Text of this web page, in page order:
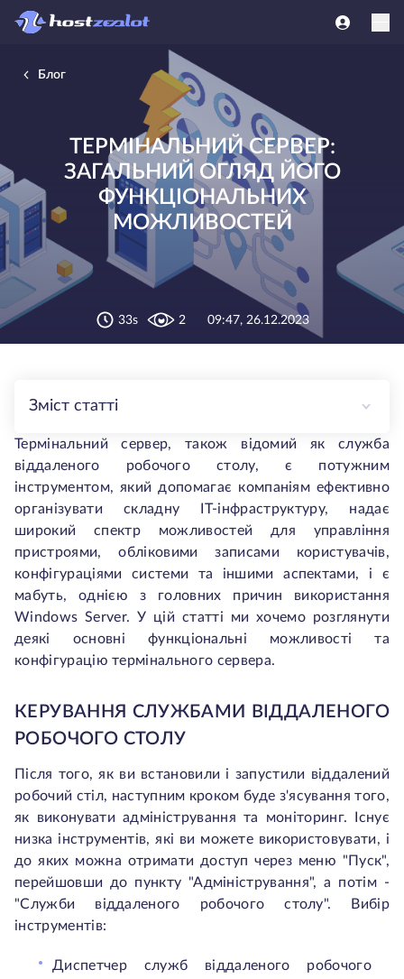
Блог
ТЕРМІНАЛЬНИЙ СЕРВЕР:
ЗАГАЛЬНИЙ ОГЛЯД ЙОГО
ФУНКЦІОНАЛЬНИХ
МОЖЛИВОСТЕЙ
33s 2 09:47, 26.12.2023
Зміст статті
Термінальний сервер, також відомий як служба
віддаленого робочого столу, є потужним
інструментом, який допомагає компаніям ефективно
організувати складну ІТ-інфраструктуру, надає
широкий спектр можливостей для управління
пристроями, обліковими записами користувачів,
конфігураціями системи та іншими аспектами, і є
мабуть, однією з головних причин використання
Windows Server. У цій статті ми хочемо розглянути
деякі основні функціональні можливості та
конфігурацію термінального сервера.
КЕРУВАННЯ СЛУЖБАМИ ВІДДАЛЕНОГО
РОБОЧОГО СТОЛУ
Після того, як ви встановили і запустили віддалений
робочий стіл, наступним кроком буде з'ясування того,
як виконувати адміністрування та моніторинг. Існує
низка інструментів, які ви можете використовувати, і
до яких можна отримати доступ через меню "Пуск",
перейшовши до пункту "Адміністрування", а потім -
"Служби віддаленого робочого столу". Вибір
інструментів:
Диспетчер служб віддаленого робочого